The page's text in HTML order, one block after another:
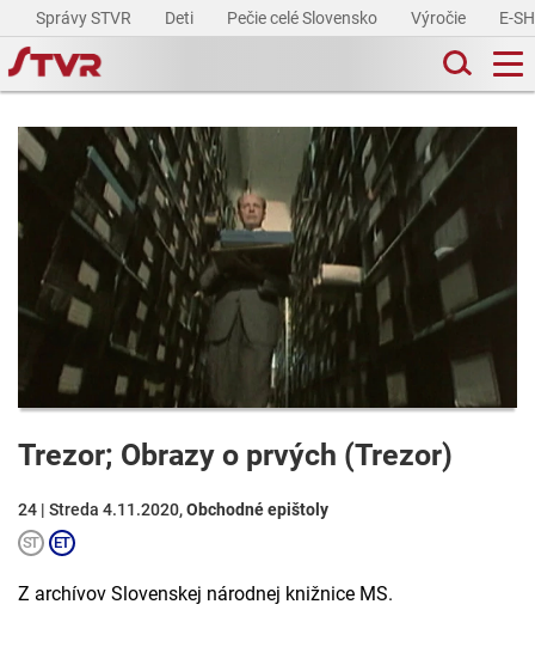
Správy STVR Deti Pečie celé Slovensko Výročie E-
Trezor; Obrazy o prvých (Trezor)
24 | Streda 4.11.2020,Obchodné epištoly
Z archívov Slovenskej národnej knižnice MS.